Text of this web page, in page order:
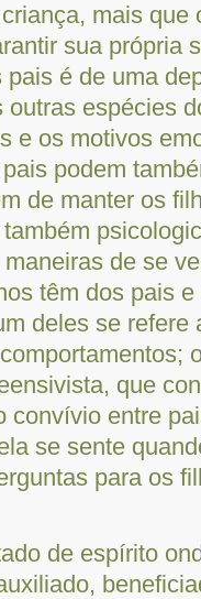
mais que
sua própria
é de uma
espécies
e os motivos
podem
de manter os
de se
têm dos pais
deles se refere
que
convívio entre
se sente
para os
de espírito